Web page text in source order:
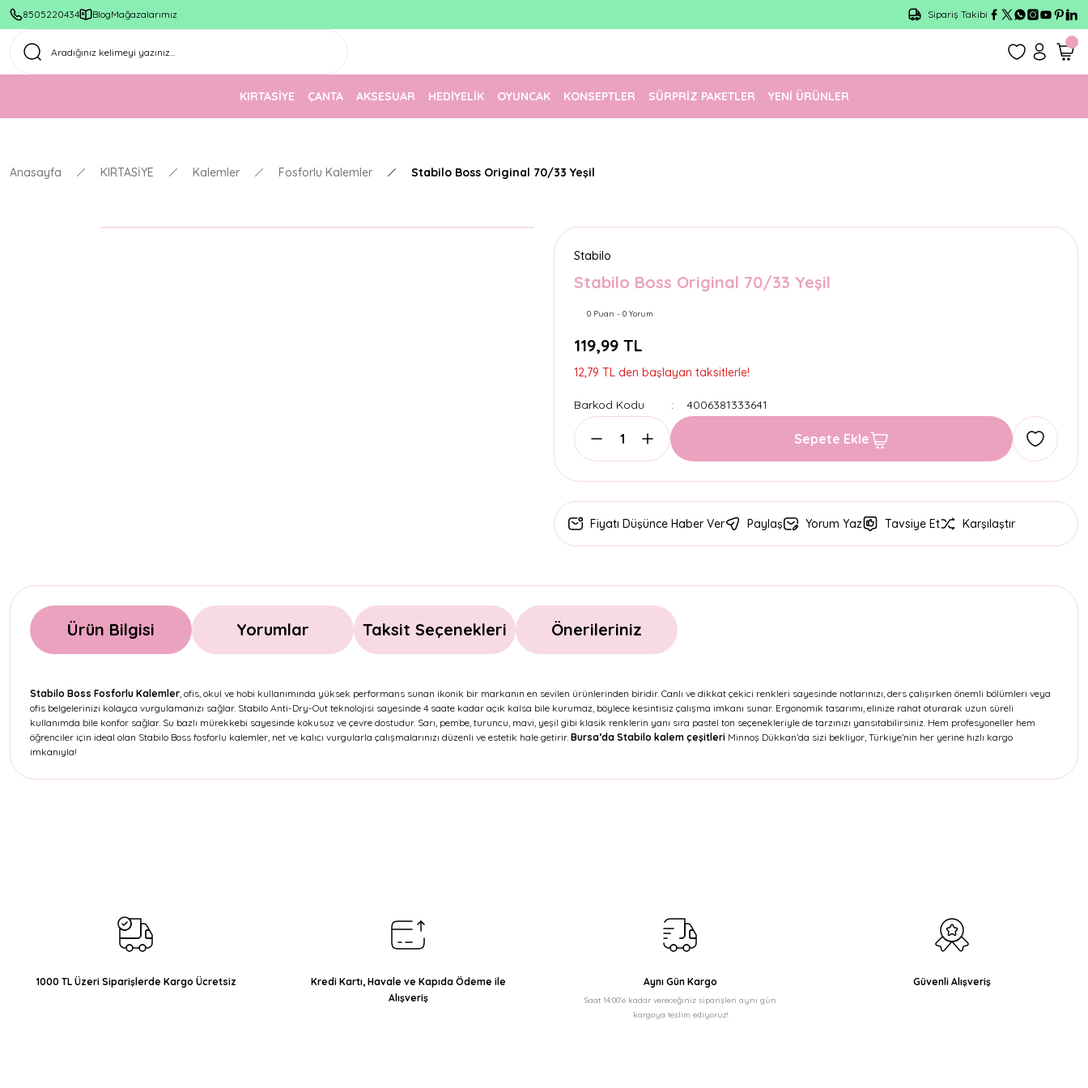
8505220434 BlogMağazalarımız
1500 TL Üzeri Ücretsiz Kargo
Sipariş Takibi
KIRTASİYE ÇANTA AKSESUAR HEDİYELİK OYUNCAK KONSEPTLER SÜRPRİZ PAKETLER YENİ ÜRÜNLER
Anasayfa KIRTASİYE Kalemler Fosforlu Kalemler Stabilo Boss Original 70/33 Yeşil
Stabilo
Stabilo Boss Original 70/33 Yeşil
0 Puan - 0 Yorum
119,99 TL
12,79 TL den başlayan taksitlerle!
Barkod Kodu 4006381333641
Sepete Ekle
Fiyatı Düşünce Haber Ver Paylaş Yorum Yaz Tavsiye Et Karşılaştır
Ürün Bilgisi Yorumlar Taksit Seçenekleri Önerileriniz
Stabilo Boss Fosforlu Kalemler, ofis, okul ve hobi kullanımında yüksek performans sunan ikonik bir markanın en sevilen ürünlerinden biridir. Canlı ve dikkat çekici renkleri sayesinde notlarınızı, ders çalışırken önemli bölümleri veya
ofis belgelerinizi kolayca vurgulamanızı sağlar. Stabilo Anti-Dry-Out teknolojisi sayesinde 4 saate kadar açık kalsa bile kurumaz, böylece kesintisiz çalışma imkanı sunar. Ergonomik tasarımı, elinize rahat oturarak uzun süreli
kullanımda bile konfor sağlar. Su bazlı mürekkebi sayesinde kokusuz ve çevre dostudur. Sarı, pembe, turuncu, mavi, yeşil gibi klasik renklerin yanı sıra pastel ton seçenekleriyle de tarzınızı yansıtabilirsiniz. Hem profesyoneller hem
öğrenciler için ideal olan Stabilo Boss fosforlu kalemler, net ve kalıcı vurgularla çalışmalarınızı düzenli ve estetik hale getirir. Bursa’da Stabilo kalem çeşitleri Minnoş Dükkan’da sizi bekliyor, Türkiye’nin her yerine hızlı kargo
imkanıyla!
Ürün fiyatı diğer sitelerden daha pahalı.
Bu ürüne benzer farklı alternatifler olmalı.
1000 TL Üzeri Siparişlerde Kargo Ücretsiz
Kredi Kartı, Havale ve Kapıda Ödeme ile
Alışveriş
Aynı Gün Kargo
Saat 14:00'e kadar vereceğiniz siparişleri aynı gün
kargoya teslim ediyoruz!
Güvenli Alışveriş